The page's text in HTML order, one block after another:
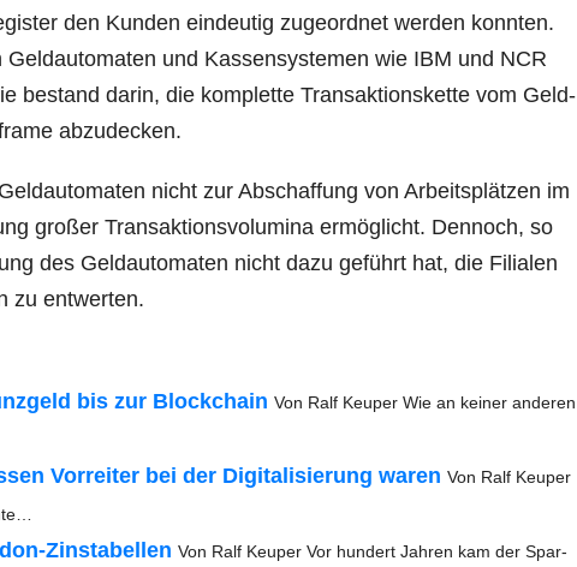
den Kun­den ein­deu­tig zuge­ord­net wer­den konn­ten.
und Kas­sen­sys­te­men wie IBM und NCR
bestand dar­in, die kom­plet­te Trans­ak­ti­ons­ket­te vom Geld­
abzudecken.
nicht zur Abschaf­fung von Arbeits­plät­zen im
gro­ßer Trans­ak­ti­ons­vo­lu­mi­na ermög­licht. Den­noch, so
des Geld­au­to­ma­ten nicht dazu geführt hat, die Filia­len
zu entwerten.
bis zur Block­chain Von Ralf Keu­per Wie an kei­ner ande­ren
Vor­rei­ter bei der Digi­ta­li­sie­rung waren Von Ralf Keu­per
Zins­ta­bel­len Von Ralf Keu­per Vor hun­dert Jah­ren kam der Spar­­